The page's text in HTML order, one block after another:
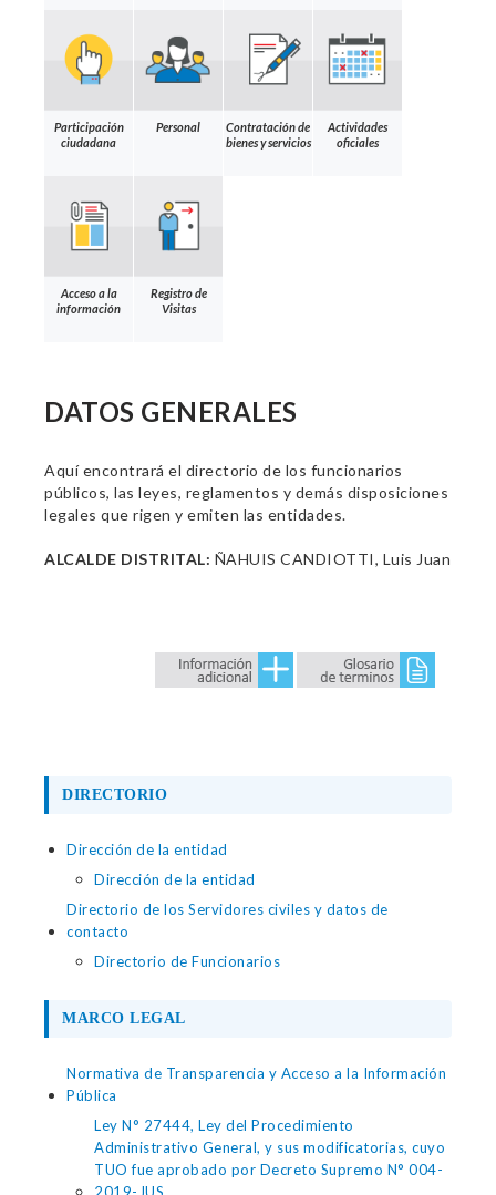
Participación
ciudadana
Personal
Contratación de
bienes y servicios
Actividades
oficiales
Acceso a la
información
Registro de
Visitas
DATOS GENERALES
Aquí encontrará el directorio de los funcionarios
públicos, las leyes, reglamentos y demás disposiciones
legales que rigen y emiten las entidades.
ALCALDE DISTRITAL: ÑAHUIS CANDIOTTI, Luis Juan
DIRECTORIO
Dirección de la entidad
Dirección de la entidad
Directorio de los Servidores civiles y datos de
contacto
Directorio de Funcionarios
MARCO LEGAL
Normativa de Transparencia y Acceso a la Información
Pública
Ley N° 27444, Ley del Procedimiento
Administrativo General, y sus modificatorias, cuyo
TUO fue aprobado por Decreto Supremo N° 004-